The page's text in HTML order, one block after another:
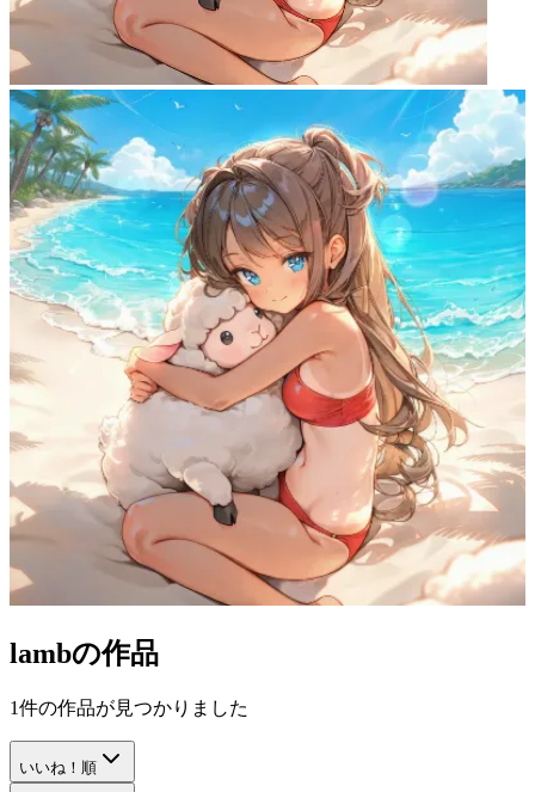
lambの作品
1件の作品が見つかりました
いいね！順